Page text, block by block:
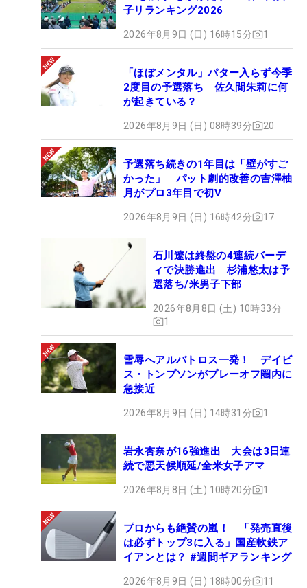
子リランキング2026
2026年8月9日 (日) 16時15分 1
「ほぼメンタル」パター入らず今季
2度目の予選落ち 佐久間朱莉に何
が起きている？
2026年8月9日 (日) 08時39分 20
予選落ち続きの1年目は「壁がすご
かった」 パット劇的改善の吉澤柚
月がプロ3年目で初V
2026年8月9日 (日) 16時42分 17
石川遼は終盤の4連続バーデ
ィで決勝進出 杉浦悠太は予
選落ち/米男子下部
2026年8月8日 (土) 10時33分
1
雪辱へアルバトロス一発！ デイビ
ス・トンプソンがプレーオフ圏内に
急接近
2026年8月9日 (日) 14時31分 1
岩永杏奈が16強進出 大会は3日連
続で悪天候順延/全米女子アマ
2026年8月8日 (土) 10時20分 1
プロからも絶賛の嵐！ 「発売直後
は必ずトップ3に入る」国産軟鉄ア
イアンとは？ #週間ギアランキング
2026年8月9日 (日) 18時00分 11